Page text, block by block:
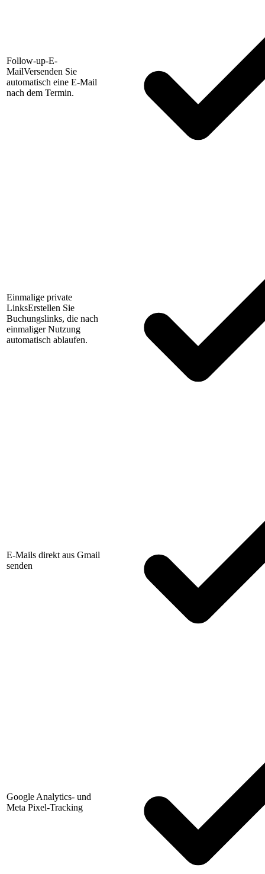
Follow-up-E-
MailVersenden Sie
automatisch eine E-Mail
nach dem Termin.
Einmalige private
LinksErstellen Sie
Buchungslinks, die nach
einmaliger Nutzung
automatisch ablaufen.
E-Mails direkt aus Gmail
senden
Google Analytics- und
Meta Pixel-Tracking